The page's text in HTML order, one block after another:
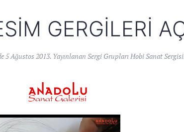
GERGILERI
5 Ağustos 2013. Yayınlanan Sergi Grupları Hobi Sanat